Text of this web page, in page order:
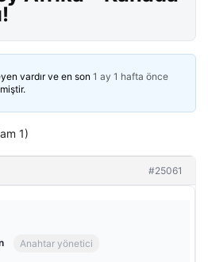
vardır ve en son 1 ay 1 hafta önce
1)
#25061
Anahtar yönetici